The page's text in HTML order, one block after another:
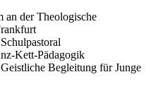
an der Theologische
Kett-Pädagogik
Begleitung für Junge